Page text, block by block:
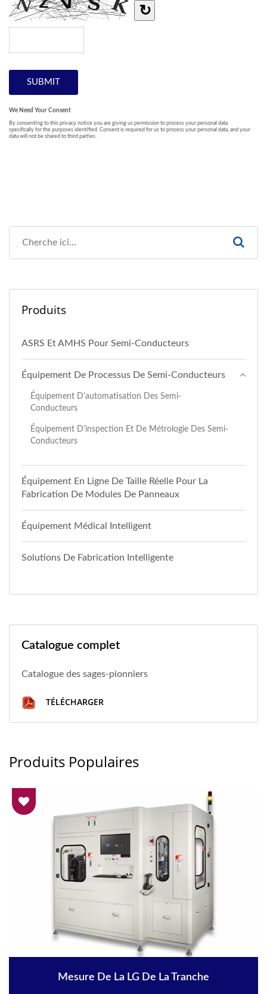
Produits
ASRS Et AMHS Pour Semi-Conducteurs
Équipement De Processus De Semi-Conducteurs
Équipement D'automatisation Des Semi-
Conducteurs
Équipement D'inspection Et De Métrologie Des Semi-
Conducteurs
Équipement En Ligne De Taille Réelle Pour La
Fabrication De Modules De Panneaux
Équipement Médical Intelligent
Solutions De Fabrication Intelligente
Catalogue complet
Catalogue des sages-pionniers
TÉLÉCHARGER
Produits Populaires
Mesure De La LG De La Tranche